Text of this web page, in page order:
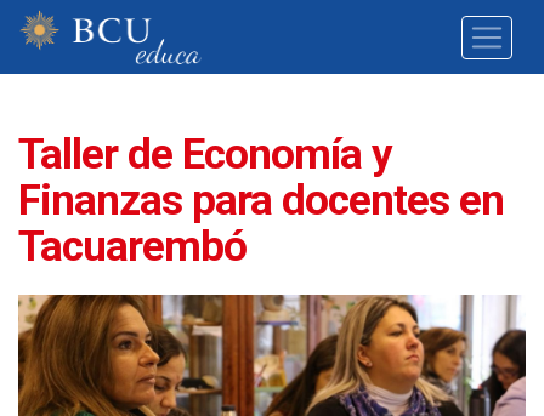
Taller de Economía y
Finanzas para docentes en
Tacuarembó